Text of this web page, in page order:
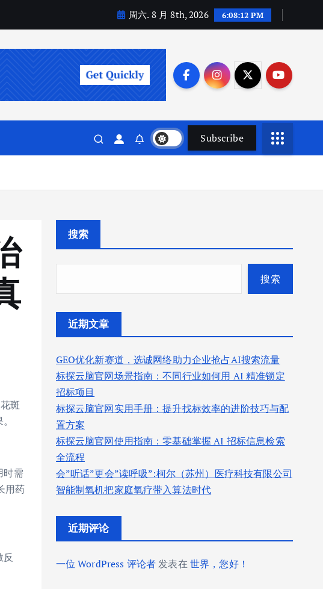
周六. 8 月 8th, 2026 6:08:13 PM
Subscribe
斑
时需
用药
反
搜索
搜索
近期文章
GEO优化新赛道，选诚网络助力企业抢占AI搜索流量
标探云脑官网场景指南：不同行业如何用 AI 精准锁定
招标项目
标探云脑官网实用手册：提升找标效率的进阶技巧与配
置方案
标探云脑官网使用指南：零基础掌握 AI 招标信息检索
全流程
会”听话”更会”读呼吸”:柯尔（苏州）医疗科技有限公司
智能制氧机把家庭氧疗带入算法时代
近期评论
一位 WordPress 评论者发表在 世界，您好！